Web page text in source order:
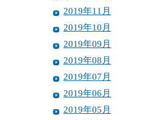
2019年11月
2019年10月
2019年09月
2019年08月
2019年07月
2019年06月
2019年05月